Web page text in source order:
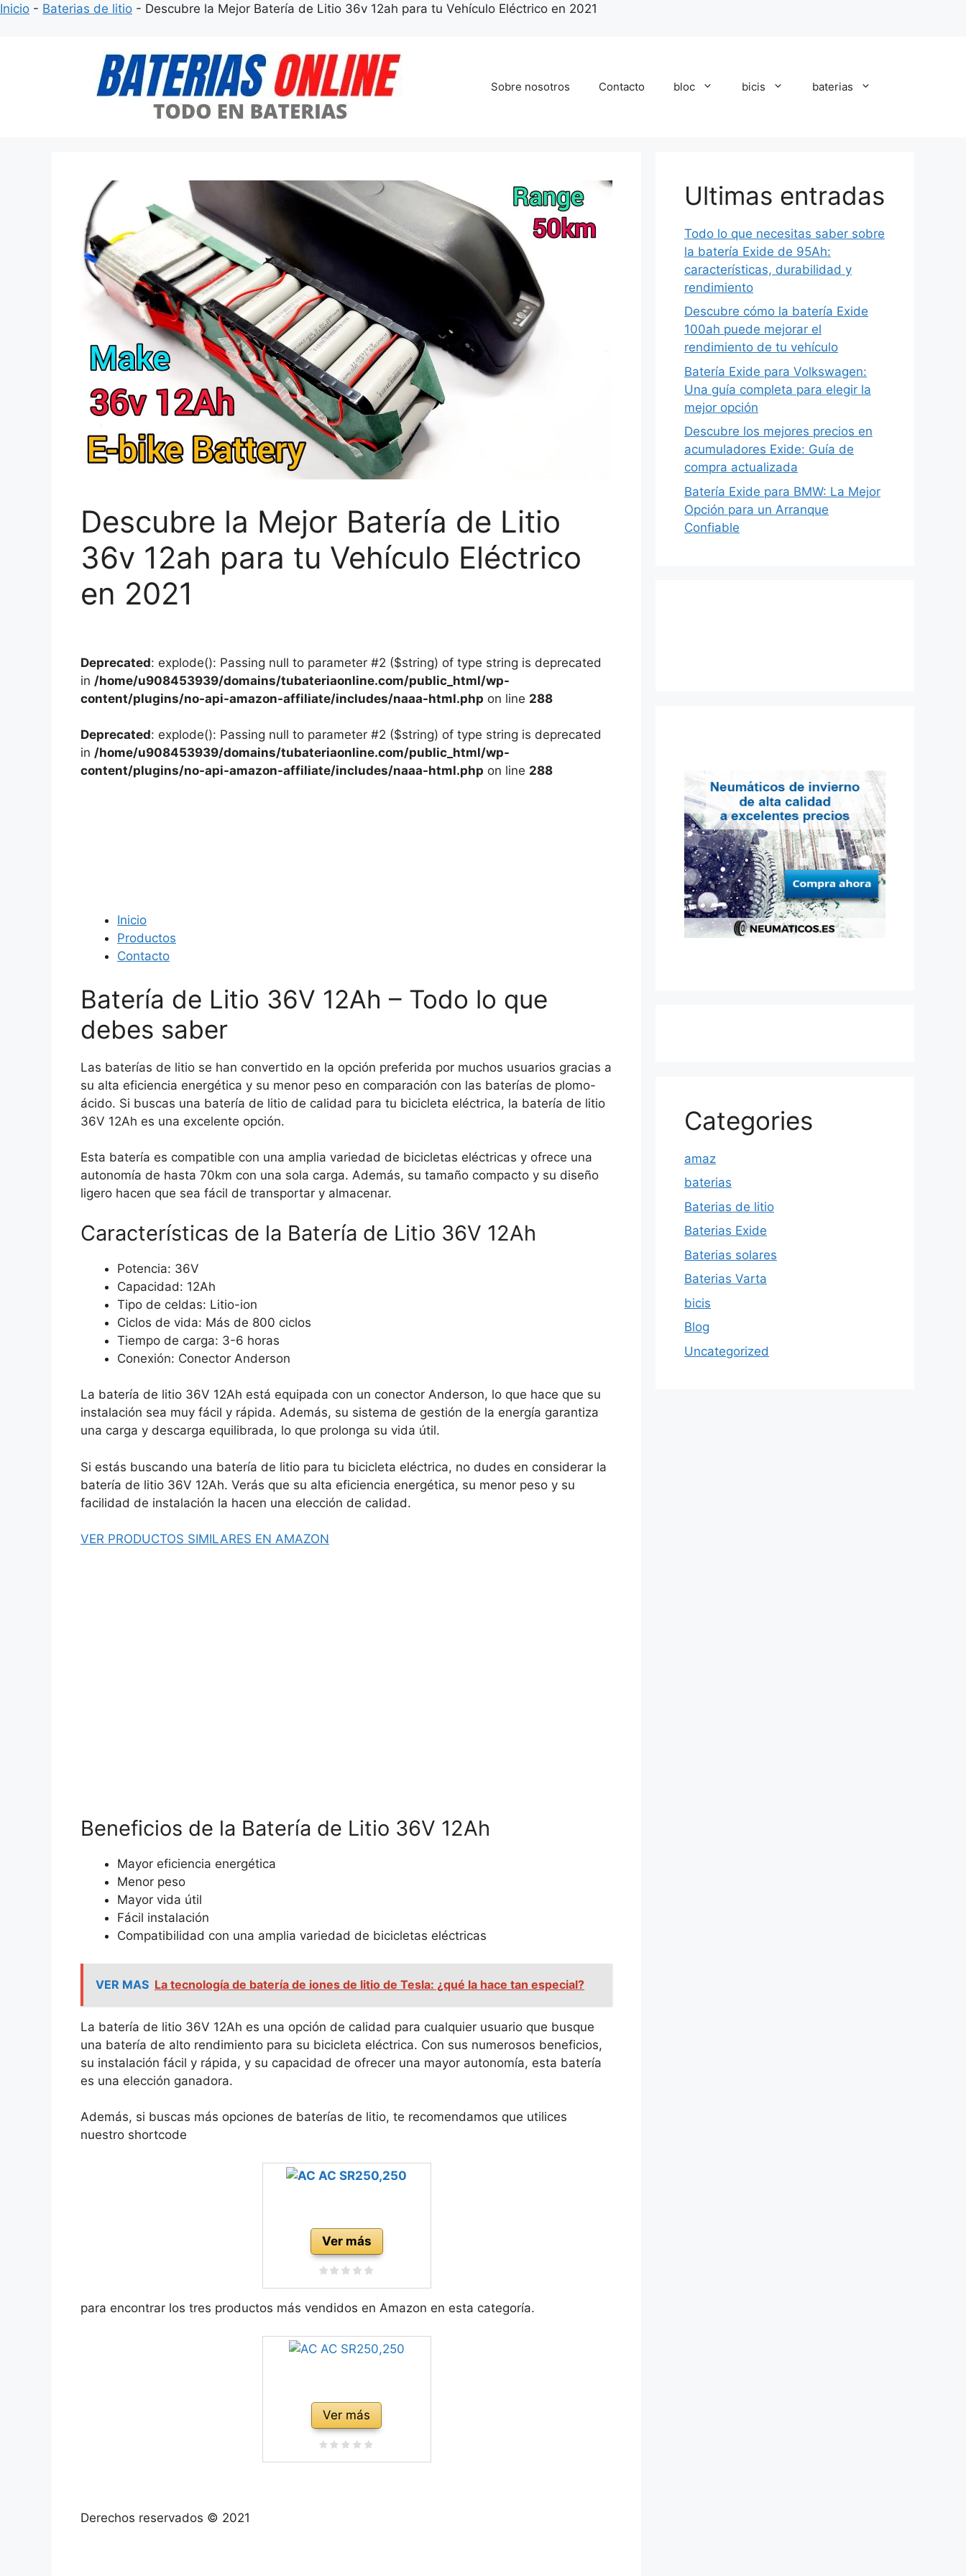
Inicio - Baterias de litio - Descubre la Mejor Batería de Litio 36v 12ah para tu Vehículo Eléctrico en 2021
Sobre nosotros Contacto bloc bicis baterias
Descubre la Mejor Batería de Litio
36v 12ah para tu Vehículo Eléctrico
en 2021
Deprecated: explode(): Passing null to parameter #2 ($string) of type string is deprecated
in /home/u908453939/domains/tubateriaonline.com/public_html/wp-
content/plugins/no-api-amazon-affiliate/includes/naaa-html.php on line 288
Deprecated: explode(): Passing null to parameter #2 ($string) of type string is deprecated
in /home/u908453939/domains/tubateriaonline.com/public_html/wp-
content/plugins/no-api-amazon-affiliate/includes/naaa-html.php on line 288
Inicio
Productos
Contacto
Batería de Litio 36V 12Ah – Todo lo que
debes saber
Las baterías de litio se han convertido en la opción preferida por muchos usuarios gracias a
su alta eficiencia energética y su menor peso en comparación con las baterías de plomo-
ácido. Si buscas una batería de litio de calidad para tu bicicleta eléctrica, la batería de litio
36V 12Ah es una excelente opción.
Esta batería es compatible con una amplia variedad de bicicletas eléctricas y ofrece una
autonomía de hasta 70km con una sola carga. Además, su tamaño compacto y su diseño
ligero hacen que sea fácil de transportar y almacenar.
Características de la Batería de Litio 36V 12Ah
Potencia: 36V
Capacidad: 12Ah
Tipo de celdas: Litio-ion
Ciclos de vida: Más de 800 ciclos
Tiempo de carga: 3-6 horas
Conexión: Conector Anderson
La batería de litio 36V 12Ah está equipada con un conector Anderson, lo que hace que su
instalación sea muy fácil y rápida. Además, su sistema de gestión de la energía garantiza
una carga y descarga equilibrada, lo que prolonga su vida útil.
Si estás buscando una batería de litio para tu bicicleta eléctrica, no dudes en considerar la
batería de litio 36V 12Ah. Verás que su alta eficiencia energética, su menor peso y su
facilidad de instalación la hacen una elección de calidad.
VER PRODUCTOS SIMILARES EN AMAZON
Beneficios de la Batería de Litio 36V 12Ah
Mayor eficiencia energética
Menor peso
Mayor vida útil
Fácil instalación
Compatibilidad con una amplia variedad de bicicletas eléctricas
VER MAS La tecnología de batería de iones de litio de Tesla: ¿qué la hace tan especial?
La batería de litio 36V 12Ah es una opción de calidad para cualquier usuario que busque
una batería de alto rendimiento para su bicicleta eléctrica. Con sus numerosos beneficios,
su instalación fácil y rápida, y su capacidad de ofrecer una mayor autonomía, esta batería
es una elección ganadora.
Además, si buscas más opciones de baterías de litio, te recomendamos que utilices
nuestro shortcode
Ver más
para encontrar los tres productos más vendidos en Amazon en esta categoría.
Ver más
Derechos reservados © 2021
Ultimas entradas
Todo lo que necesitas saber sobre
la batería Exide de 95Ah:
características, durabilidad y
rendimiento
Descubre cómo la batería Exide
100ah puede mejorar el
rendimiento de tu vehículo
Batería Exide para Volkswagen:
Una guía completa para elegir la
mejor opción
Descubre los mejores precios en
acumuladores Exide: Guía de
compra actualizada
Batería Exide para BMW: La Mejor
Opción para un Arranque
Confiable
Categories
amaz
baterias
Baterias de litio
Baterias Exide
Baterias solares
Baterias Varta
bicis
Blog
Uncategorized